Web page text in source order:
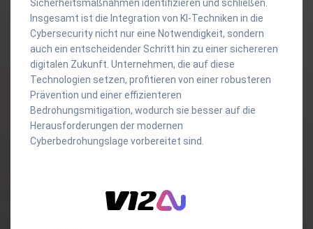
Sicherheitsmaßnahmen identifizieren und schließen.
Insgesamt ist die Integration von KI-Techniken in die
Cybersecurity nicht nur eine Notwendigkeit, sondern
auch ein entscheidender Schritt hin zu einer sichereren
digitalen Zukunft. Unternehmen, die auf diese
Technologien setzen, profitieren von einer robusteren
Prävention und einer effizienteren
Bedrohungsmitigation, wodurch sie besser auf die
Herausforderungen der modernen
Cyberbedrohungslage vorbereitet sind.